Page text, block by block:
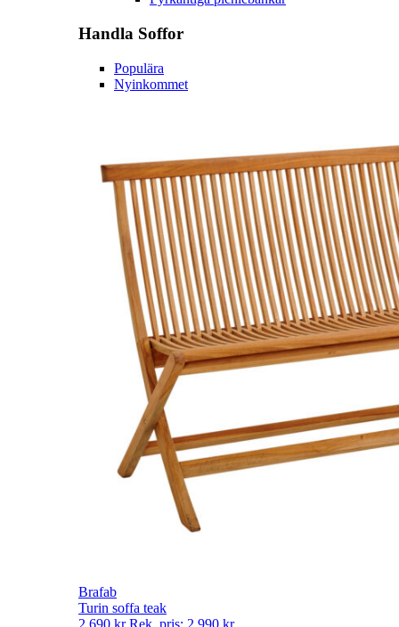
Handla Soffor
Populära
Nyinkommet
Brafab
Turin soffa teak
2 690 kr Rek. pris: 2 990 kr